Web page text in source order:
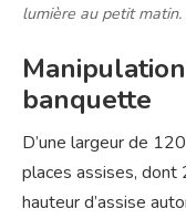
lumière au petit matin.
banquette
D’une largeur de
places assises, dont
hauteur d’assise